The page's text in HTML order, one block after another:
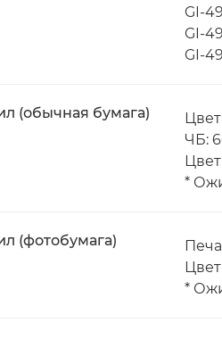
GI-
GI-
GI-
(обычная бумага)
ЧБ:
*
(фотобумага)
*